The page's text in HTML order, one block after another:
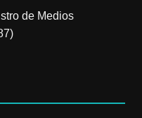
de Medios